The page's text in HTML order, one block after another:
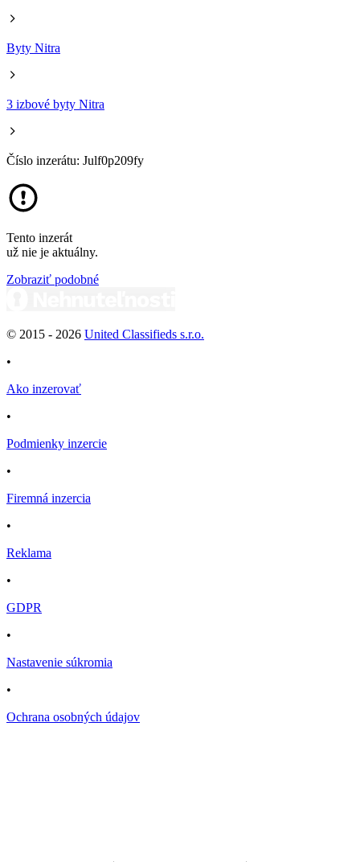
Byty Nitra
3 izbové byty Nitra
Číslo inzerátu: Julf0p209fy
Tento inzerát
už nie je aktuálny.
Zobraziť podobné
© 2015 - 2026 United Classifieds s.r.o.
•
Ako inzerovať
•
Podmienky inzercie
•
Firemná inzercia
•
Reklama
•
GDPR
•
Nastavenie súkromia
•
Ochrana osobných údajov